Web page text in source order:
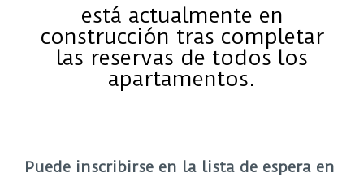
está actualmente en
construcción tras completar
las reservas de todos los
apartamentos.
Puede inscribirse en la lista de espera en